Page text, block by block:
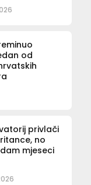
od
privlači
no
mjeseci